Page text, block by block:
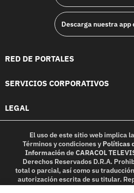
Descarga nuestra app
RED DE PORTALES
SERVICIOS CORPORATIVOS
LEGAL
El uso de este sitio web implica
Términos y condicionesy Políticas
InformacióndeCARACOL
Derechos Reservados D.R.A.
total o parcial, así como su
autorización escrita de su titular.
in part, or translation without